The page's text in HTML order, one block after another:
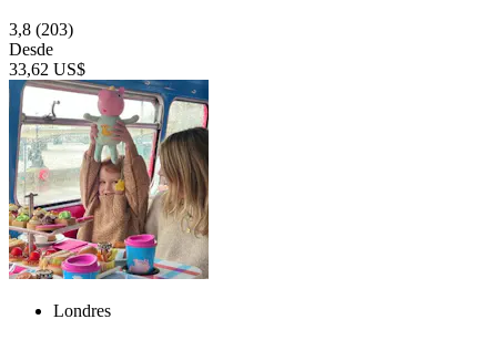
3,8 (203)
Desde
33,62 US$
Londres